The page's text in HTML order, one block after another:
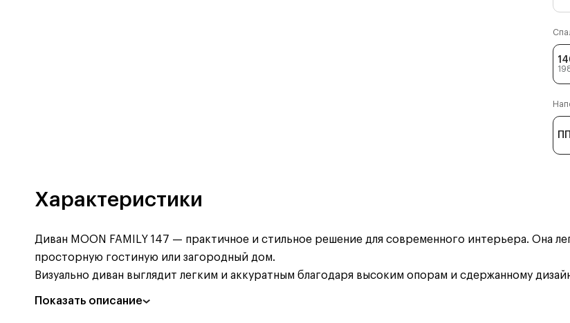
Характеристики
Диван MOON FAMILY 147 — практичное и стильное решение для современного интерьера. Она
просторную гостиную или загородный дом.
Визуально диван выглядит легким и аккуратным благодаря высоким опорам и сдержанному
Показать описание